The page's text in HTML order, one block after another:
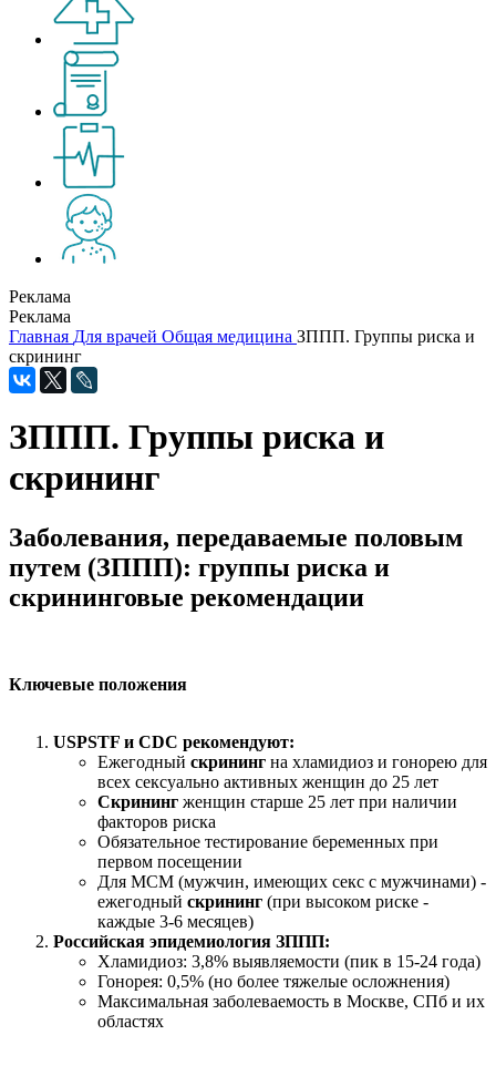
Реклама
Реклама
Главная Для врачей Общая медицина ЗППП. Группы риска и
скрининг
ЗППП. Группы риска и
скрининг
Заболевания, передаваемые половым
путем (ЗППП): группы риска и
скрининговые рекомендации
Ключевые положения
USPSTF и CDC рекомендуют:
Ежегодный скрининг на хламидиоз и гонорею для
всех сексуально активных женщин до 25 лет
Скрининг женщин старше 25 лет при наличии
факторов риска
Обязательное тестирование беременных при
первом посещении
Для МСМ (мужчин, имеющих секс с мужчинами) -
ежегодный скрининг (при высоком риске -
каждые 3-6 месяцев)
Российская эпидемиология ЗППП:
Хламидиоз: 3,8% выявляемости (пик в 15-24 года)
Гонорея: 0,5% (но более тяжелые осложнения)
Максимальная заболеваемость в Москве, СПб и их
областях